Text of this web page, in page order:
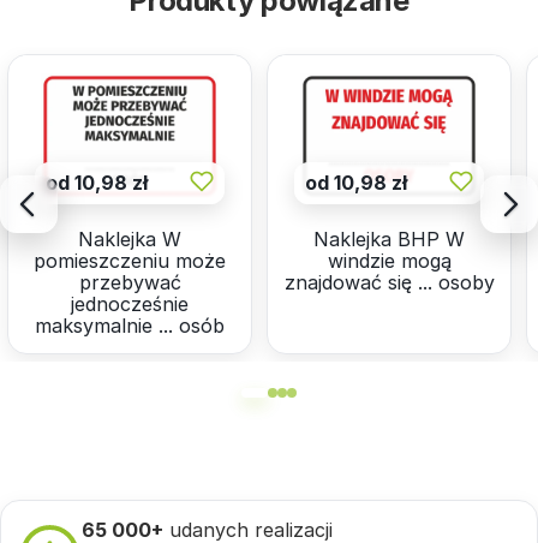
od 10,98 zł
Naklejka W
pomieszczeniu może
przebywać
jednocześnie
maksymalnie ... osób
od 10,98 zł
Naklejka BHP W
windzie mogą
znajdować się ... osoby
65 000+ udanych realizacji